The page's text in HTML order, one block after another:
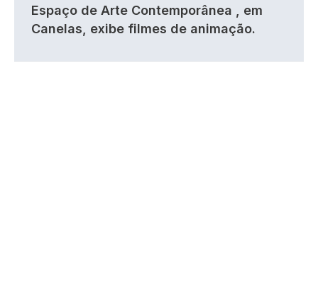
Espaço de Arte Contemporânea , em
Canelas, exibe filmes de animação.